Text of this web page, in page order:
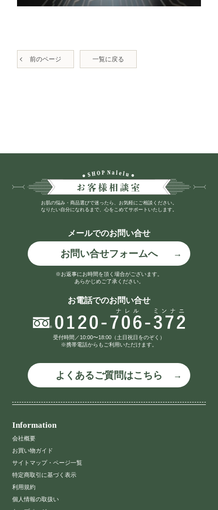
前のページ 一覧に戻る
お肌の悩み・商品選びで迷ったら、お気軽にご相談ください。
なりたい自分になれるまで、心をこめてサポートいたします。
メールでのお問い合せ
お問い合せフォームへ
※お返事にお時間を頂く場合がございます。
あらかじめご了承ください。
お電話でのお問い合せ
受付時間／10:00〜18:00（土日祝日をのぞく）
※携帯電話からもご利用いただけます。
よくあるご質問はこちら
Information
会社概要
お買い物ガイド
サイトマップ・ページ一覧
特定商取引に基づく表示
利用規約
個人情報の取扱い